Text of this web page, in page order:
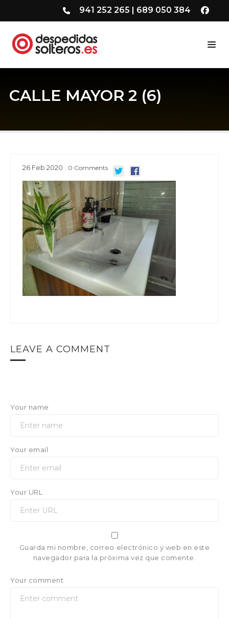
941 252 265 | 689 050 384
CALLE MAYOR 2 (6)
26 Feb 2020 0 Comments
LEAVE A COMMENT
Your name
Your email
Your URL
Guarda mi nombre, correo electrónico y web en este
navegador para la próxima vez que comente.
Your comment